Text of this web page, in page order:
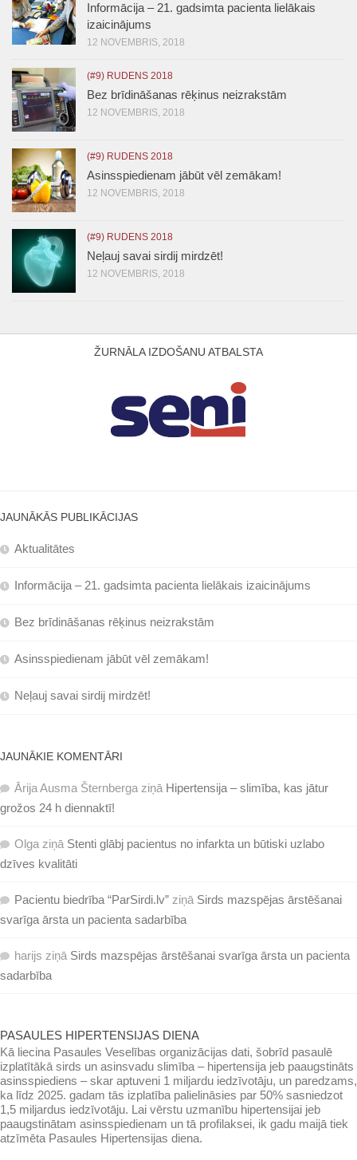
Informācija – 21. gadsimta pacienta lielākais
izaicinājums
12 NOVEMBRIS, 2018
(#9) RUDENS 2018
Bez brīdināšanas rēķinus neizrakstām
12 NOVEMBRIS, 2018
(#9) RUDENS 2018
Asinsspiedienam jābūt vēl zemākam!
12 NOVEMBRIS, 2018
(#9) RUDENS 2018
Neļauj savai sirdij mirdzēt!
12 NOVEMBRIS, 2018
ŽURNĀLA IZDOŠANU ATBALSTA
JAUNĀKĀS PUBLIKĀCIJAS
Aktualitātes
Informācija – 21. gadsimta pacienta lielākais izaicinājums
Bez brīdināšanas rēķinus neizrakstām
Asinsspiedienam jābūt vēl zemākam!
Neļauj savai sirdij mirdzēt!
JAUNĀKIE KOMENTĀRI
Ārija Ausma Šternberga ziņā Hipertensija – slimība, kas jātur
grožos 24 h diennaktī!
Olga ziņā Stenti glābj pacientus no infarkta un būtiski uzlabo
dzīves kvalitāti
Pacientu biedrība “ParSirdi.lv” ziņā Sirds mazspējas ārstēšanai
svarīga ārsta un pacienta sadarbība
harijs ziņā Sirds mazspējas ārstēšanai svarīga ārsta un pacienta
sadarbība
PASAULES HIPERTENSIJAS DIENA
Kā liecina Pasaules Veselības organizācijas dati, šobrīd pasaulē
izplatītākā sirds un asinsvadu slimība – hipertensija jeb paaugstināts
asinsspiediens – skar aptuveni 1 miljardu iedzīvotāju, un paredzams,
ka līdz 2025. gadam tās izplatība palielināsies par 50% sasniedzot
1,5 miljardus iedzīvotāju. Lai vērstu uzmanību hipertensijai jeb
paaugstinātam asinsspiedienam un tā profilaksei, ik gadu maijā tiek
atzīmēta Pasaules Hipertensijas diena.